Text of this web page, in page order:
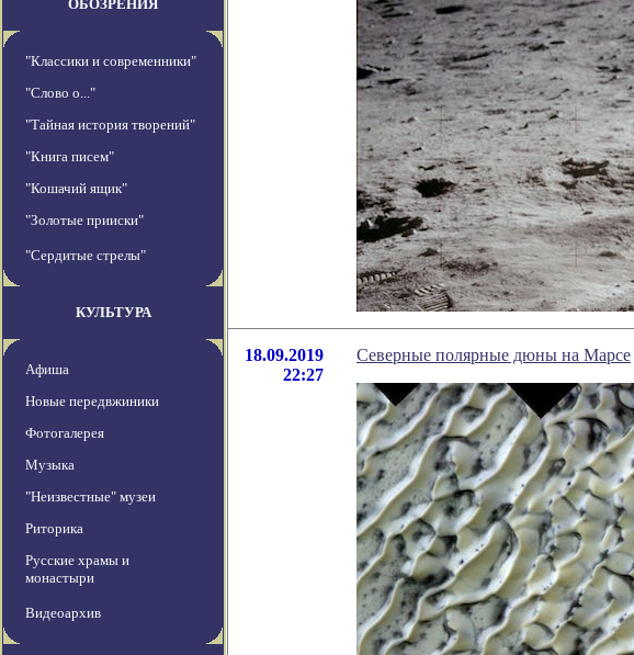
ОБОЗРЕНИЯ
"Классики и современники"
"Слово о..."
"Тайная история творений"
"Книга писем"
"Кошачий ящик"
"Золотые прииски"
"Сердитые стрелы"
КУЛЬТУРА
Афиша
Новые передвжиники
Фотогалерея
Музыка
"Неизвестные" музеи
Риторика
Русские храмы и
монастыри
Видеоархив
18.09.2019
22:27
Северные полярные дюны на Марсе